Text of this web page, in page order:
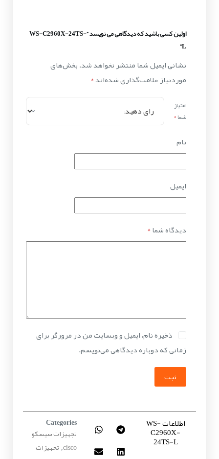
اولین کسی باشید که دیدگاهی می نویسد “WS-C2960X-24TS-
L”
نشانی ایمیل شما منتشر نخواهد شد.بخش‌های
موردنیاز علامت‌گذاری شده‌اند*
امتیاز
شما*
نام
ایمیل
دیدگاه شما*
ذخیره نام، ایمیل و وبسایت من در مرورگر برای
زمانی که دوباره دیدگاهی می‌نویسم.
ثبت
اطلاعات WS-
C2960X-
24TS-L
Categories
تجهیزات سیسکو
cisco تجهیزات